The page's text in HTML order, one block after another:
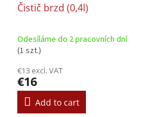
Čistič brzd (0,4l)
Odesíláme do 2 pracovních dní
(1 szt.)
€13 excl. VAT
€16
Add to cart